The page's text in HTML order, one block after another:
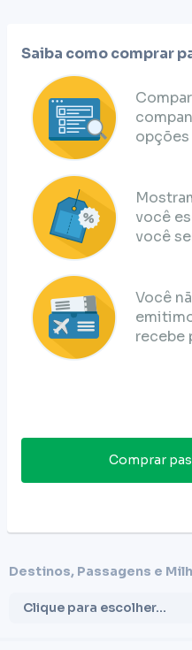
Saiba como comprar
você
você
Você
recebe
Comprar
Destinos, Passagens e
Clique para escolher...